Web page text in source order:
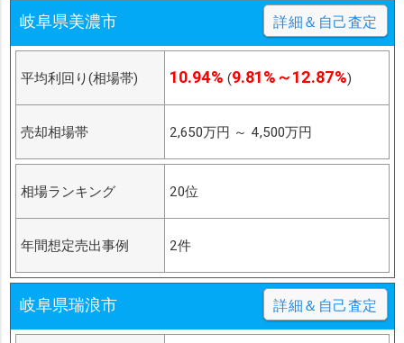
岐阜県美濃市 詳細＆自己査定
平均利回り(相場帯) 10.94% (9.81%～12.87%)
売却相場帯 2,650万円 ～ 4,500万円
相場ランキング 20位
年間想定売出事例 2件
岐阜県瑞浪市 詳細＆自己査定